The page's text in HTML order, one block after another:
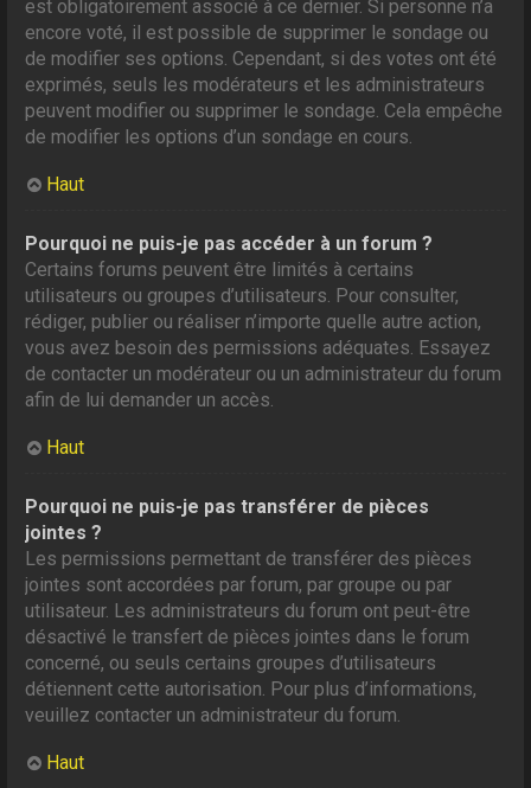
est obligatoirement associé à ce dernier. Si personne n’a
encore voté, il est possible de supprimer le sondage ou
de modifier ses options. Cependant, si des votes ont été
exprimés, seuls les modérateurs et les administrateurs
peuvent modifier ou supprimer le sondage. Cela empêche
de modifier les options d’un sondage en cours.
Haut
Pourquoi ne puis-je pas accéder à un forum ?
Certains forums peuvent être limités à certains
utilisateurs ou groupes d’utilisateurs. Pour consulter,
rédiger, publier ou réaliser n’importe quelle autre action,
vous avez besoin des permissions adéquates. Essayez
de contacter un modérateur ou un administrateur du forum
afin de lui demander un accès.
Haut
Pourquoi ne puis-je pas transférer de pièces
jointes ?
Les permissions permettant de transférer des pièces
jointes sont accordées par forum, par groupe ou par
utilisateur. Les administrateurs du forum ont peut-être
désactivé le transfert de pièces jointes dans le forum
concerné, ou seuls certains groupes d’utilisateurs
détiennent cette autorisation. Pour plus d’informations,
veuillez contacter un administrateur du forum.
Haut